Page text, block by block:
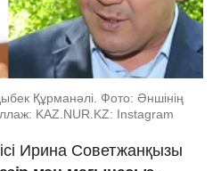
Құрманәлі. Фото: Әншінің
KAZ.NUR.KZ: Instagram
Ирина Советжанқызы